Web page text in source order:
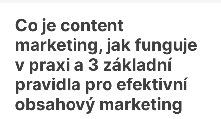
Co je content
marketing, jak funguje
v praxi a 3 základní
pravidla pro efektivní
obsahový marketing